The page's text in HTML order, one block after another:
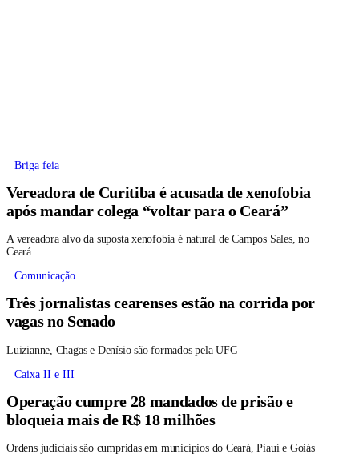
Briga feia
Vereadora de Curitiba é acusada de xenofobia
após mandar colega “voltar para o Ceará”
A vereadora alvo da suposta xenofobia é natural de Campos Sales, no
Ceará
Comunicação
Três jornalistas cearenses estão na corrida por
vagas no Senado
Luizianne, Chagas e Denísio são formados pela UFC
Caixa II e III
Operação cumpre 28 mandados de prisão e
bloqueia mais de R$ 18 milhões
Ordens judiciais são cumpridas em municípios do Ceará, Piauí e Goiás